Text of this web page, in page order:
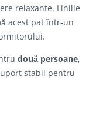
relaxante. Liniile
acest pat într-un
două persoane,
stabil pentru